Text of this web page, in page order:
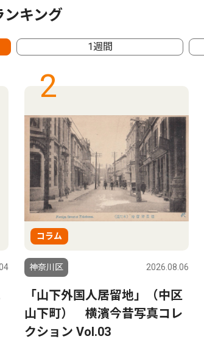
ンキング
1週間
2
コラム
神奈川区 2026.08.06
「山下外国人居留地」（中区
山下町） 横濱今昔写真コレ
クション Vol.03